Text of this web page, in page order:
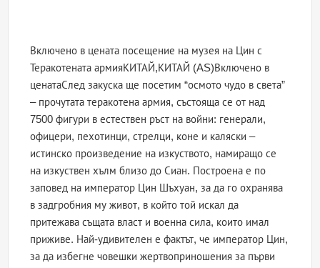
Включено в цената посещение на музея на Цин с
Теракотената армияКИТАЙ,КИТАЙ (AS)Включено в
ценатаСлед закуска ще посетим “осмото чудо в света”
– прочутата теракотена армия, състояща се от над
7500 фигури в естествен ръст на войни: генерали,
офицери, пехотинци, стрелци, коне и каляски –
истинско произведение на изкуството, намиращо се
на изкуствен хълм близо до Сиан. Построена е по
заповед на император Цин Шъхуан, за да го охранява
в задгробния му живот, в който той искал да
притежава същата власт и военна сила, които имал
приживе. Най-удивителен е фактът, че император Цин,
за да избегне човешки жертвоприношения за първи